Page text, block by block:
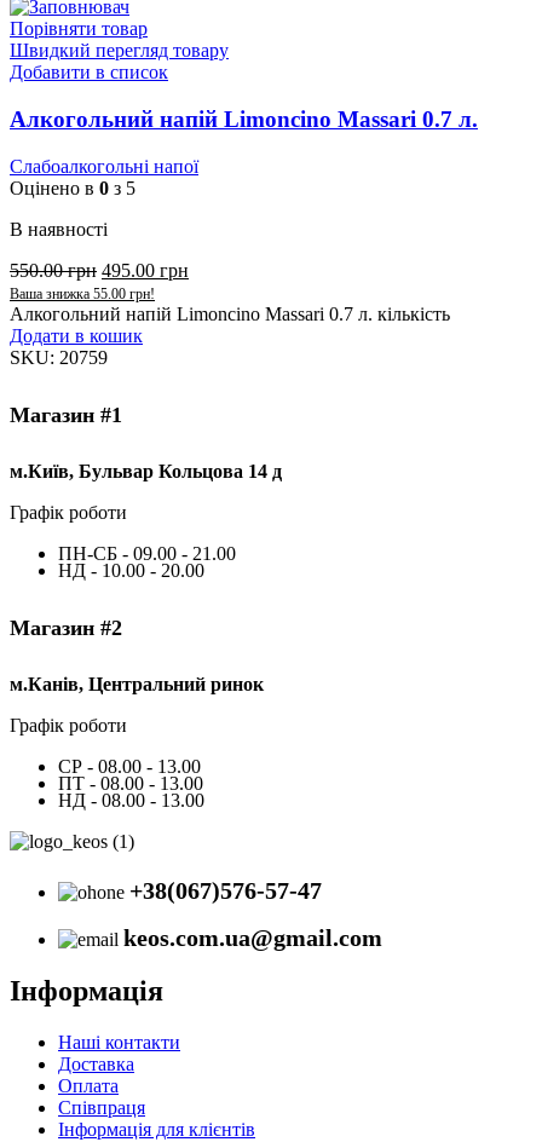
Порівняти товар
Швидкий перегляд товару
Добавити в список
Алкогольний напій Limoncino Massari 0.7 л.
Слабоалкогольні напої
Оцінено в 0 з 5
В наявності
550.00грн 495.00 грн
Ваша знижка 55.00 грн!
Алкогольний напій Limoncino Massari 0.7 л. кількість
Додати в кошик
SKU: 20759
Магазин #1
м.Київ, Бульвар Кольцова 14 д
Графік роботи
ПН-СБ - 09.00 - 21.00
НД - 10.00 - 20.00
Магазин #2
м.Канів, Центральний ринок
Графік роботи
СР - 08.00 - 13.00
ПТ - 08.00 - 13.00
НД - 08.00 - 13.00
+38(067)576-57-47
keos.com.ua@gmail.com
Інформація
Наші контакти
Доставка
Оплата
Співпраця
Інформація для клієнтів